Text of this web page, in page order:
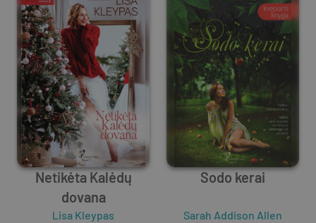
Netikėta Kalėdų
dovana
Lisa Kleypas
Sodo kerai
Sarah Addison Allen